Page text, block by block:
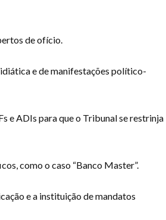
de ofício.
e de manifestações político-
e ADIs para que o Tribunal se restrinja
como o caso “Banco Master”.
e a instituição de mandatos